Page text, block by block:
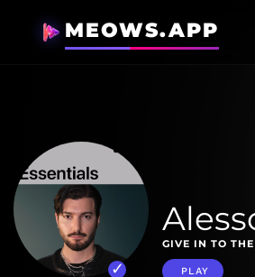
MEOWS.APP
GIVE IN TO
PLAY